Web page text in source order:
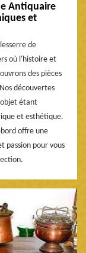
Antiquaire
et
de
où l'histoire et
des pièces
découvertes
objet étant
et esthétique.
offre une
passion pour vous